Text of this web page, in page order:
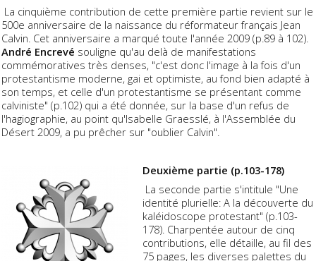
La cinquième contribution de cette première partie revient sur le
500e anniversaire de la naissance du réformateur français Jean
Calvin. Cet anniversaire a marqué toute l'année 2009 (p.89 à 102).
André Encrevé souligne qu'au delà de manifestations
commémoratives très denses, "c'est donc l'image à la fois d'un
protestantisme moderne, gai et optimiste, au fond bien adapté à
son temps, et celle d'un protestantisme se présentant comme
calviniste" (p.102) qui a été donnée, sur la base d'un refus de
l'hagiographie, au point qu'Isabelle Graesslé, à l'Assemblée du
Désert 2009, a pu prêcher sur "oublier Calvin".
Deuxième partie (p.103-178)
La seconde partie s'intitule "Une
identité plurielle: A la découverte du
kaléidoscope protestant" (p.103-
178). Charpentée autour de cinq
contributions, elle détaille, au fil des
75 pages, les diverses palettes du